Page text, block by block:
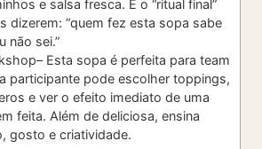
e salsa fresca. É o “ritual final”
dizerem: “quem fez esta sopa sabe
não sei.”
– Esta sopa é perfeita para team
participante pode escolher toppings,
e ver o efeito imediato de uma
feita. Além de deliciosa, ensina
gosto e criatividade.